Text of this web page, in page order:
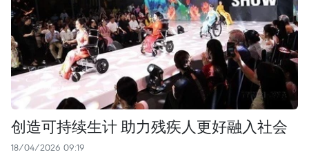
创造可持续生计 助力残疾人更好融入社会
18/04/2026 09:19